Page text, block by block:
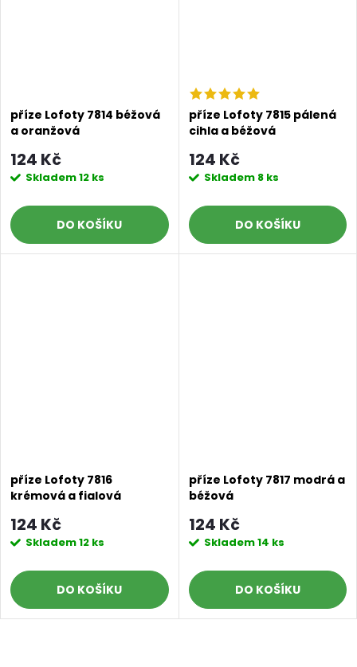
příze Lofoty 7814 béžová
a oranžová
124 Kč
Skladem12 ks
DO KOŠÍKU
příze Lofoty 7815 pálená
cihla a béžová
124 Kč
Skladem 8 ks
DO KOŠÍKU
příze Lofoty 7816
krémová a fialová
124 Kč
Skladem12 ks
DO KOŠÍKU
příze Lofoty 7817 modrá a
béžová
124 Kč
Skladem14 ks
DO KOŠÍKU